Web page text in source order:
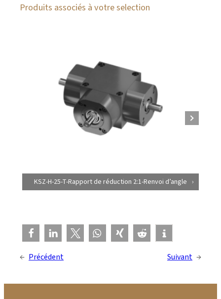
Produits associés à votre selection
KSZ-H-25-T-Rapport de réduction 2:1-Renvoi d’angle
← Précédent Suivant →